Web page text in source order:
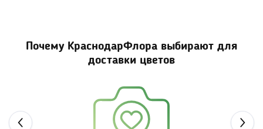
Почему КраснодарФлора выбирают для
доставки цветов